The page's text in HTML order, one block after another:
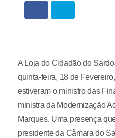
A Loja do Cidadão do
quinta-feira, 18 de
estiveram o ministro das
ministra da Modernização
Marques. Uma presença
presidente da Câmara do